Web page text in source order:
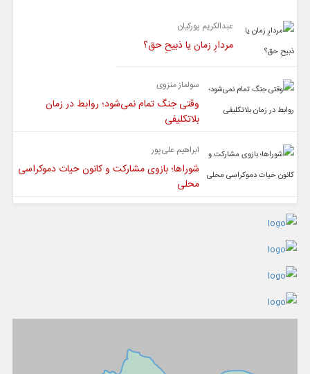
عبدالکریم پورکیان
مردارِ زمان یا ذبیحِ حق؟
سولماز منزوی
وقتی جنگ تمام نمی‌شود؛ روابط در زمان
بلاتکلیفی
ابراهیم علی‌پور
شوراها؛ بازوی مشارکت و کانون حیات دموکراسی
محلی